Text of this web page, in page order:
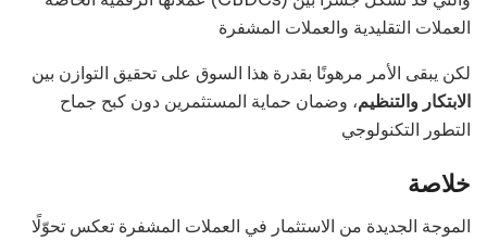
العملات التقليدية والعملات المشفرة
لكن يبقى الأمر مرهونًا بقدرة هذا السوق على تحقيق التوازن بين
الابتكار والتنظيم، وضمان حماية المستثمرين دون كبح جماح
التطور التكنولوجي
خلاصة
الموجة الجديدة من الاستثمار في العملات المشفرة تعكس تحوّلًا